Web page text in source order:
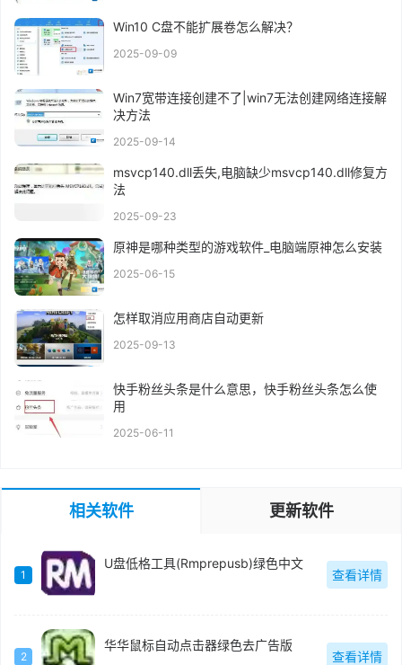
Win10 C盘不能扩展卷怎么解决？
2025-09-09
Win7宽带连接创建不了|win7无法创建网络连接解
决方法
2025-09-14
msvcp140.dll丢失,电脑缺少msvcp140.dll修复方
法
2025-09-23
原神是哪种类型的游戏软件_电脑端原神怎么安装
2025-06-15
怎样取消应用商店自动更新
2025-09-13
快手粉丝头条是什么意思，快手粉丝头条怎么使
用
2025-06-11
相关软件 更新软件
1
U盘低格工具(Rmprepusb)绿色中文
查看详情
2
华华鼠标自动点击器绿色去广告版
查看详情